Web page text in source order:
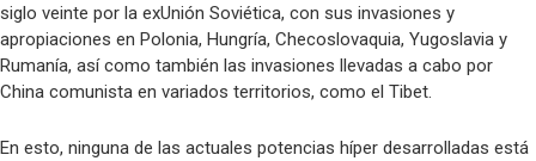
siglo veinte por la exUnión Soviética, con sus invasiones y
apropiaciones en Polonia, Hungría, Checoslovaquia, Yugoslavia y
Rumanía, así como también las invasiones llevadas a cabo por
China comunista en variados territorios, como el Tibet.
En esto, ninguna de las actuales potencias híper desarrolladas está